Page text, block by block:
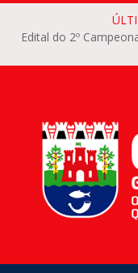
Edital do 2º